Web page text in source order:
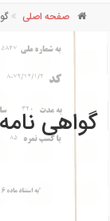
صفحه اصلی
گواهی